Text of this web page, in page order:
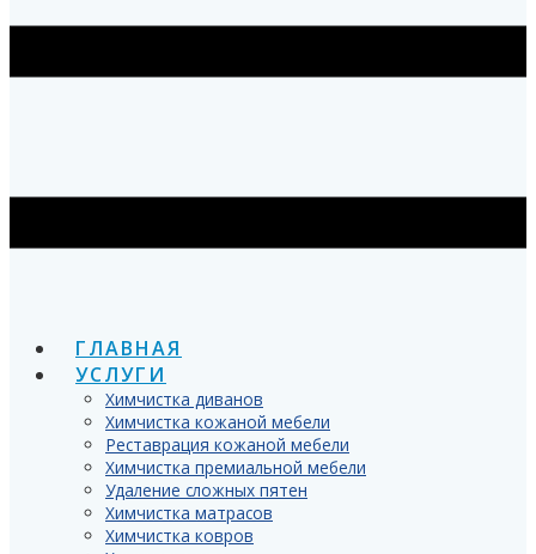
ГЛАВНАЯ
УСЛУГИ
Химчистка диванов
Химчистка кожаной мебели
Реставрация кожаной мебели
Химчистка премиальной мебели
Удаление сложных пятен
Химчистка матрасов
Химчистка ковров